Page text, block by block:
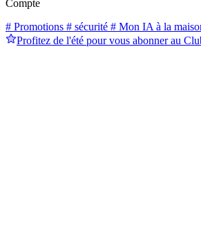
Compte
# Promotions # sécurité # Mon IA à la
Profitez de l'été pour vous abonner au